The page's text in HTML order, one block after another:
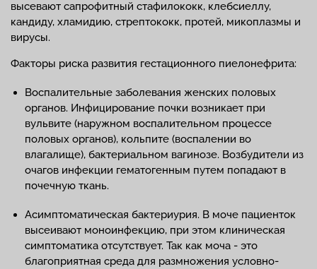
высевают сапрофитный стафилококк, клебсиеллу,
кандиду, хламидию, стрептококк, протей, микоплазмы и
вирусы.
Факторы риска развития гестационного пиелонефрита:
Воспалительные заболевания женских половых
органов. Инфицирование почки возникает при
вульвите (наружном воспалительном процессе
половых органов), кольпите (воспалении во
влагалище), бактериальном вагинозе. Возбудители из
очагов инфекции гематогенным путем попадают в
почечную ткань.
Асимптоматическая бактериурия. В моче пациенток
высеивают моноинфекцию, при этом клиническая
симптоматика отсутствует. Так как моча - это
благоприятная среда для размножения условно-